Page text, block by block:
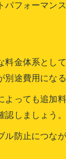
キャラクター
フォーマン
金体系とし
途費用になる
っても追加
しましょう。
防止につな
合わせはこちら
合わせはこちら